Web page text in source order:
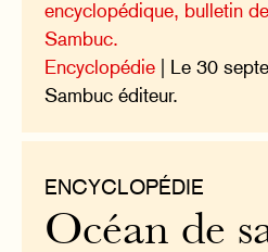
encyclopédique, bulletin
Sambuc.
Encyclopédie | Le 30
Sambuc éditeur.
ENCYCLOPÉDIE
Océan de